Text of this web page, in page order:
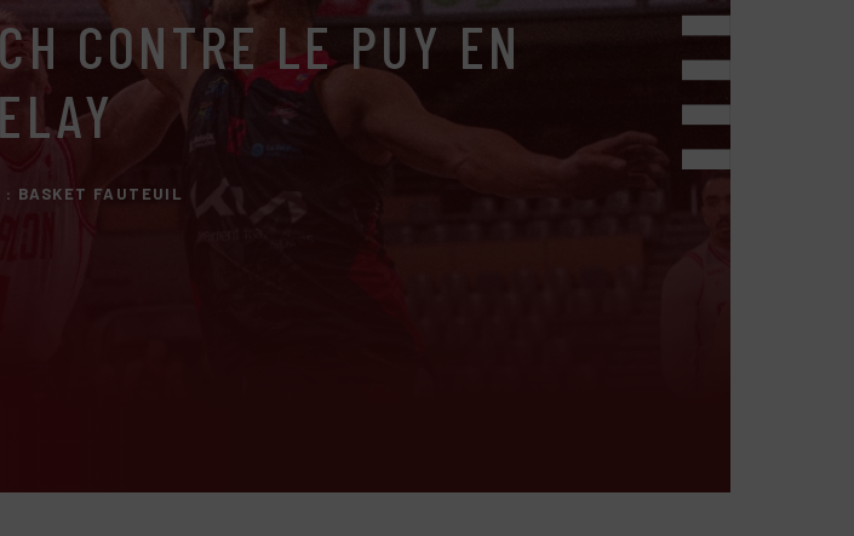
CONTRE LE PUY EN
: BASKET FAUTEUIL